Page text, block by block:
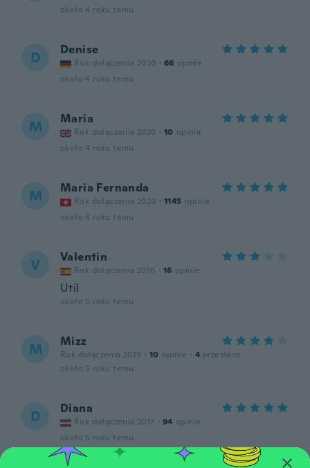
około 4 roku temu
D Denise
Rok dołączenia 2020 · 66 opinie
około 4 roku temu
M Maria
Rok dołączenia 2020 · 10 opinie
około 4 roku temu
M Maria Fernanda
Rok dołączenia 2020 · 1145 opinie
około 4 roku temu
V Valentin
Rok dołączenia 2016 · 16 opinie
Util
około 5 roku temu
M Mizz
Rok dołączenia 2019 · 10 opinie · 4 przesłane
około 5 roku temu
D Diana
Rok dołączenia 2017 · 94 opinie
około 5 roku temu